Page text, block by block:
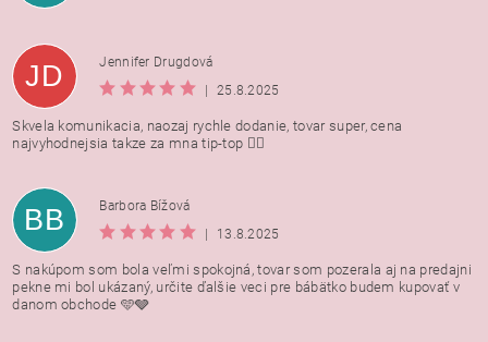
JD
Jennifer Drugdová
25.8.2025
Skvela komunikacia, naozaj rychle dodanie, tovar super, cena
najvyhodnejsia takze za mna tip-top 👍🏻
BB
Barbora Bížová
13.8.2025
S nakúpom som bola veľmi spokojná, tovar som pozerala aj na predajni
pekne mi bol ukázaný, určite ďalšie veci pre bábätko budem kupovať v
danom obchode 🩵🩶